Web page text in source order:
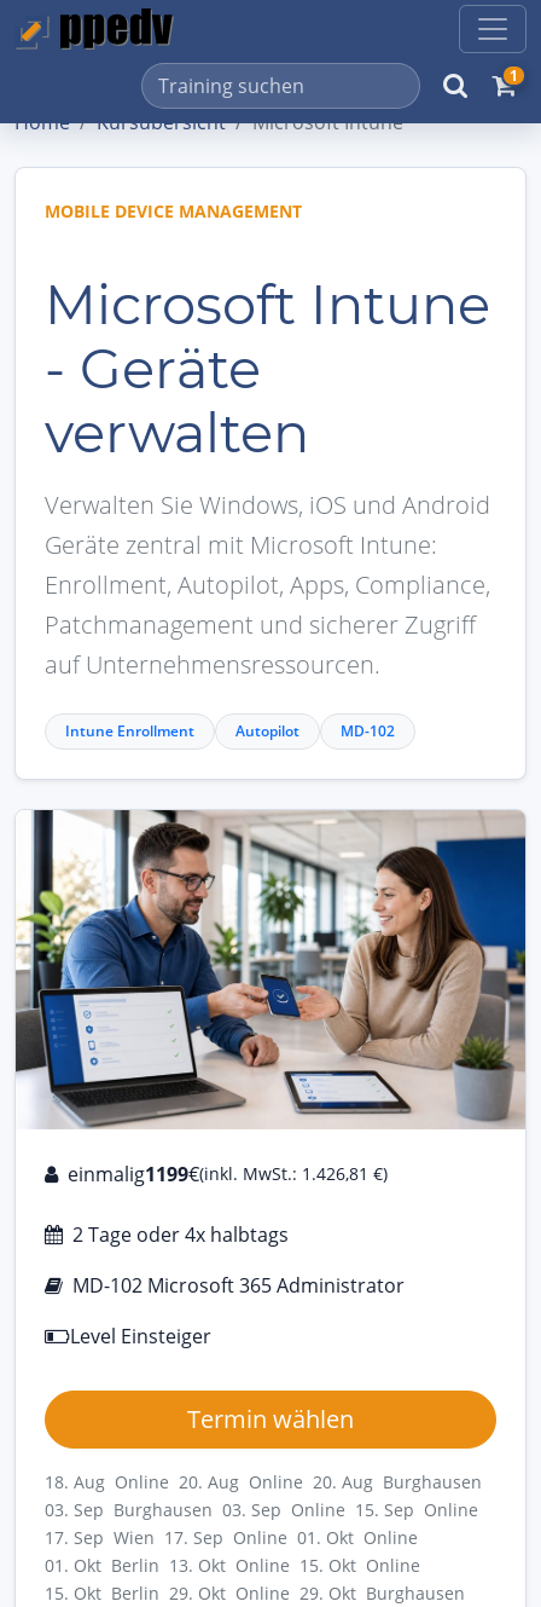
1
Home Kursübersicht Microsoft Intune
MOBILE DEVICE MANAGEMENT
Microsoft Intune
- Geräte
verwalten
Verwalten Sie Windows, iOS und Android
Geräte zentral mit Microsoft Intune:
Enrollment, Autopilot, Apps, Compliance,
Patchmanagement und sicherer Zugriff
auf Unternehmensressourcen.
Intune Enrollment Autopilot MD-102
einmalig1199€(inkl. MwSt.: 1.426,81 €)
2 Tage oder 4x halbtags
MD-102 Microsoft 365 Administrator
Level Einsteiger
Termin wählen
18. Aug Online 20. Aug Online 20. Aug Burghausen
03. Sep Burghausen 03. Sep Online 15. Sep Online
17. Sep Wien 17. Sep Online 01. Okt Online
01. Okt Berlin 13. Okt Online 15. Okt Online
15. Okt Berlin 29. Okt Online 29. Okt Burghausen